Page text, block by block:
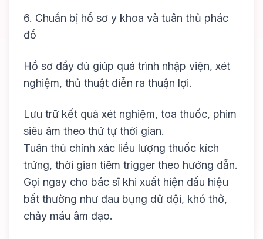
6. Chuẩn bị hồ sơ y khoa và tuân thủ phác
đồ
Hồ sơ đầy đủ giúp quá trình nhập viện, xét
nghiệm, thủ thuật diễn ra thuận lợi.
Lưu trữ kết quả xét nghiệm, toa thuốc, phim
siêu âm theo thứ tự thời gian.
Tuân thủ chính xác liều lượng thuốc kích
trứng, thời gian tiêm trigger theo hướng dẫn.
Gọi ngay cho bác sĩ khi xuất hiện dấu hiệu
bất thường như đau bụng dữ dội, khó thở,
chảy máu âm đạo.